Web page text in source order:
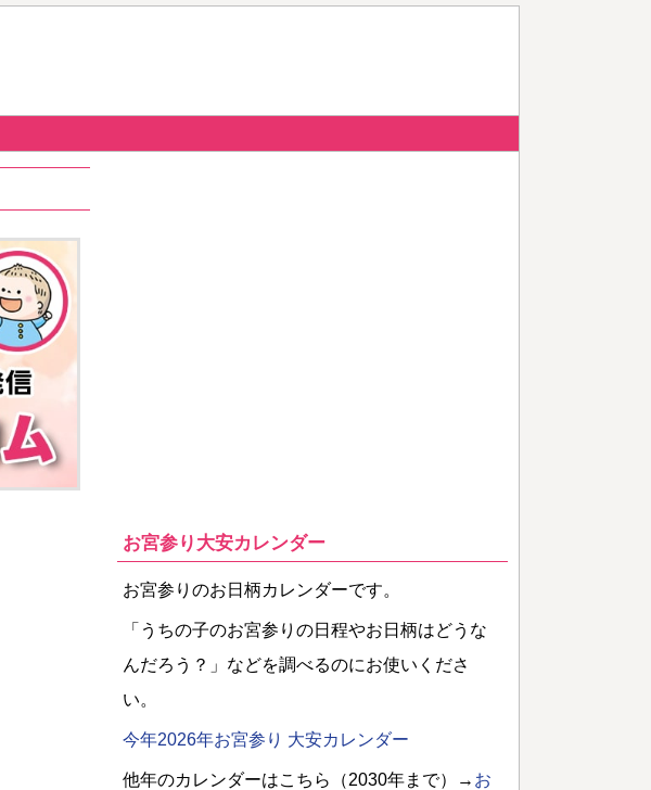
お宮参り大安カレンダー
お宮参りのお日柄カレンダーです。
「うちの子のお宮参りの日程やお日柄はどうな
んだろう？」などを調べるのにお使いくださ
い。
今年2026年お宮参り 大安カレンダー
他年のカレンダーはこちら（2030年まで）→ お